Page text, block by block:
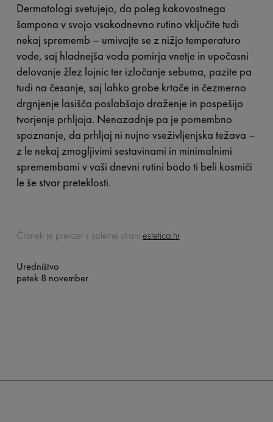
Dermatologi svetujejo, da poleg kakovostnega
šampona v svojo vsakodnevno rutino vključite tudi
nekaj sprememb – umivajte se z nižjo temperaturo
vode, saj hladnejša voda pomirja vnetje in upočasni
delovanje žlez lojnic ter izločanje sebuma, pazite pa
tudi na česanje, saj lahko grobe krtače in čezmerno
drgnjenje lasišča poslabšajo draženje in pospešijo
tvorjenje prhljaja. Nenazadnje pa je pomembno
spoznanje, da prhljaj ni nujno vseživljenjska težava –
z le nekaj zmogljivimi sestavinami in minimalnimi
spremembami v vaši dnevni rutini bodo ti beli kosmiči
le še stvar preteklosti.
Članek je prevzet s spletne strani estetica.hr
Uredništvo
petek 8 november